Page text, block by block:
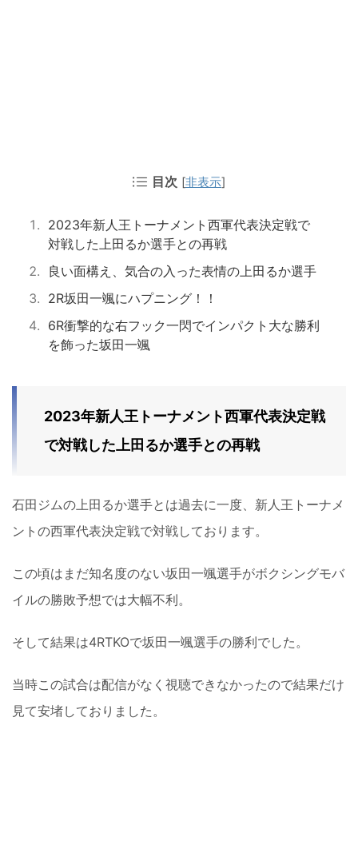
目次 [非表示]
2023年新人王トーナメント西軍代表決定戦で
対戦した上田るか選手との再戦
良い面構え、気合の入った表情の上田るか選手
2R坂田一颯にハプニング！！
6R衝撃的な右フック一閃でインパクト大な勝利
を飾った坂田一颯
2023年新人王トーナメント西軍代表決定戦
で対戦した上田るか選手との再戦
石田ジムの上田るか選手とは過去に一度、新人王トーナメ
ントの西軍代表決定戦で対戦しております。
この頃はまだ知名度のない坂田一颯選手がボクシングモバ
イルの勝敗予想では大幅不利。
そして結果は4RTKOで坂田一颯選手の勝利でした。
当時この試合は配信がなく視聴できなかったので結果だけ
見て安堵しておりました。